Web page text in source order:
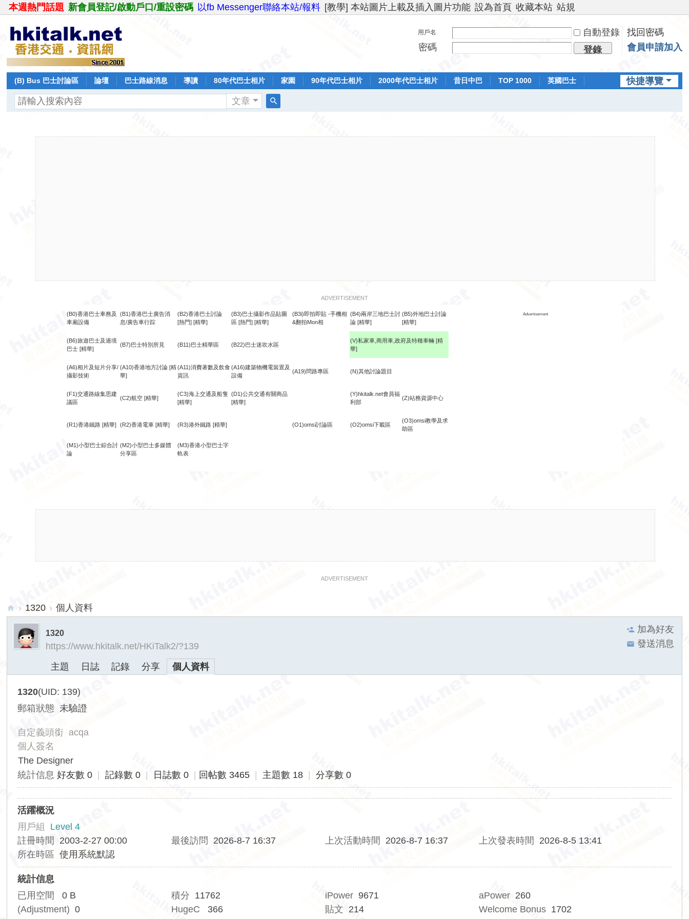
本週熱門話題 新會員登記/啟動戶口/重設密碼 以fb Messenger聯絡本站/報料 [教學] 本站圖片上載及插入圖片功能 設為首頁 收藏本站 站規
用戶名 自動登錄
找回密碼
密碼
登錄 會員申請加入
快捷導覽
(B) Bus 巴士討論區 論壇 巴士路線消息 導讀 80年代巴士相片 家園 90年代巴士相片 2000年代巴士相片 昔日中巴 TOP 1000
英國巴士
文章
ADVERTISEMENT
(B0)香港巴士車務及
車廂設備
(B1)香港巴士廣告消
息/廣告車行踪
(B2)香港巴士討論
[熱門] [精華]
(B3)巴士攝影作品貼圖
區 [熱門] [精華]
(B3i)即拍即貼 -手機相
&翻拍Mon相
(B4)兩岸三地巴士討
論 [精華]
(B5)外地巴士討論
[精華]
Advertisement
(B6)旅遊巴士及過境
巴士 [精華]
(B7)巴士特別所見 (B11)巴士精華區 (B22)巴士迷吹水區
(V)私家車,商用車,政府及特種車輛 [精
華]
(A6)相片及短片分享/
攝影技術
(A10)香港地方討論 [精
華]
(A11)消費著數及飲食
資訊
(A16)建築物機電裝置及
設備
(A19)問路專區 (N)其他討論題目
(F1)交通路線集思建
議區
(C2)航空 [精華]
(C3)海上交通及船隻
[精華]
(D1)公共交通有關商品
[精華]
(Y)hkitalk.net會員福
利部
(Z)站務資源中心
(R1)香港鐵路 [精華] (R2)香港電車 [精華] (R3)港外鐵路 [精華] (O1)omsi討論區 (O2)omsi下載區
(O3)omsi教學及求
助區
(M1)小型巴士綜合討
論
(M2)小型巴士多媒體
分享區
(M3)香港小型巴士字
軌表
ADVERTISEMENT
hk
lk.
› 1320 › 個人資料
加為好友
發送消息
1320
https://www.hkitalk.net/HKiTalk2/?139
主題
日誌 記錄 分享 個人資料
1320(UID: 139)
郵箱狀態 未驗證
自定義頭銜 acqa
個人簽名
The Designer
統計信息 好友數 0 記錄數 0 日誌數 0 回帖數 3465 主題數 18 分享數 0
活躍概況
用戶組 Level 4
註冊時間
2003-2-27 00:00 最後訪問 2026-8-7 16:37 上次活動時間 2026-8-7 16:37 上次發表時間
2026-8-5 13:41
所在時區
使用系統默認
統計信息
已用空間
0 B 積分 11762 iPower 9671 aPower 260
(Adjustment) 0 HugeC 366 貼文 214 Welcome Bonus 1702